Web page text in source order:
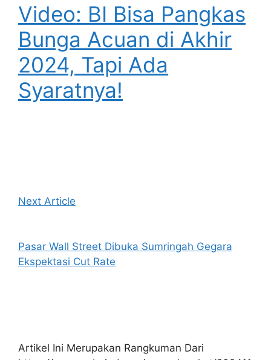
Video: BI Bisa Pangkas
Bunga Acuan di Akhir
2024, Tapi Ada
Syaratnya!
Next Article
Pasar Wall Street Dibuka Sumringah Gegara
Ekspektasi Cut Rate
Artikel Ini Merupakan Rangkuman Dari